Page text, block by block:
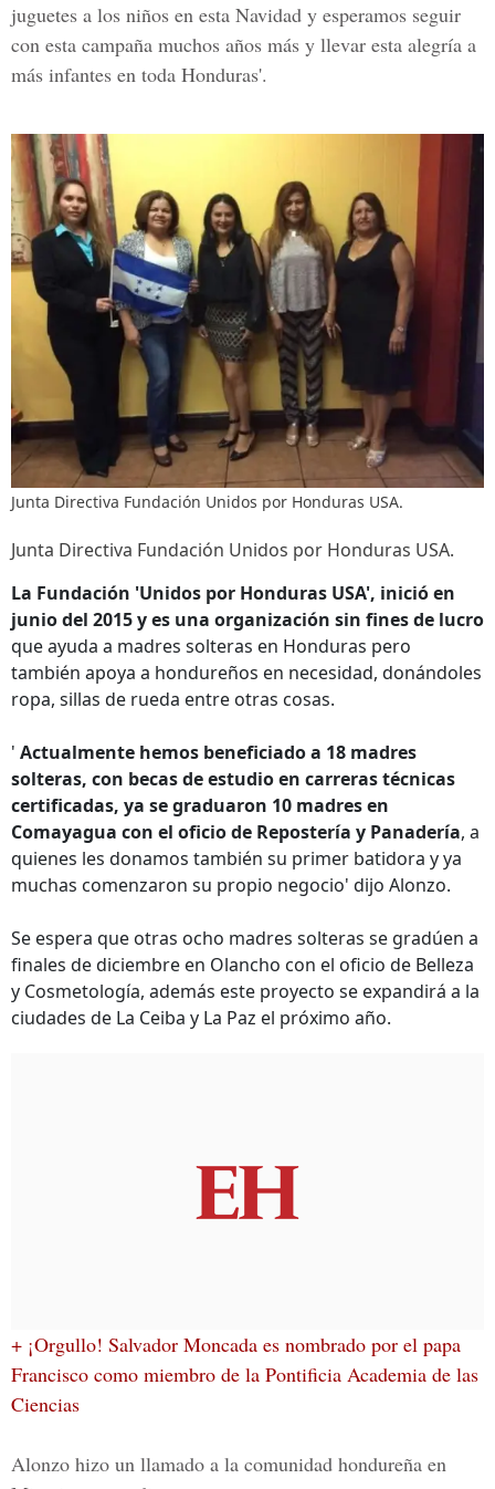
juguetes a los niños en esta Navidad y esperamos seguir
con esta campaña muchos años más y llevar esta alegría a
más infantes en toda Honduras'.
Junta Directiva Fundación Unidos por Honduras USA.
Junta Directiva Fundación Unidos por Honduras USA.
La Fundación 'Unidos por Honduras USA', inició en
junio del 2015 y es una organización sin fines de lucro
que ayuda a madres solteras en Honduras pero
también apoya a hondureños en necesidad, donándoles
ropa, sillas de rueda entre otras cosas.
' Actualmente hemos beneficiado a 18 madres
solteras, con becas de estudio en carreras técnicas
certificadas, ya se graduaron 10 madres en
Comayagua con el oficio de Repostería y Panadería, a
quienes les donamos también su primer batidora y ya
muchas comenzaron su propio negocio' dijo Alonzo.
Se espera que otras ocho madres solteras se gradúen a
finales de diciembre en Olancho con el oficio de Belleza
y Cosmetología, además este proyecto se expandirá a la
ciudades de La Ceiba y La Paz el próximo año.
+ ¡Orgullo! Salvador Moncada es nombrado por el papa
Francisco como miembro de la Pontificia Academia de las
Ciencias
Alonzo hizo un llamado a la comunidad hondureña en